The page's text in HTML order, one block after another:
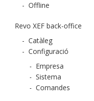
- Offline
Revo XEF back-office
- Catàleg
- Configuració
- Empresa
- Sistema
- Comandes